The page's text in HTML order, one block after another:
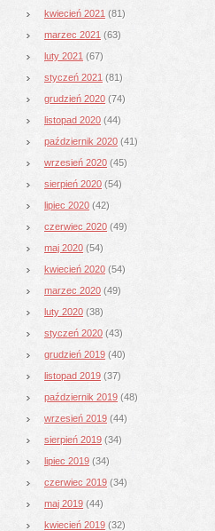
kwiecień 2021 (81)
marzec 2021 (63)
luty 2021 (67)
styczeń 2021 (81)
grudzień 2020 (74)
listopad 2020 (44)
październik 2020 (41)
wrzesień 2020 (45)
sierpień 2020 (54)
lipiec 2020 (42)
czerwiec 2020 (49)
maj 2020 (54)
kwiecień 2020 (54)
marzec 2020 (49)
luty 2020 (38)
styczeń 2020 (43)
grudzień 2019 (40)
listopad 2019 (37)
październik 2019 (48)
wrzesień 2019 (44)
sierpień 2019 (34)
lipiec 2019 (34)
czerwiec 2019 (34)
maj 2019 (44)
kwiecień 2019 (32)